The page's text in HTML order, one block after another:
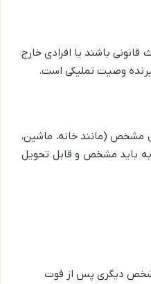
باشند یا افرادی خارج
وصیت تملیکی است.
مشخص (مانند خانه، ماشین،
باید مشخص و قابل تحویل
شخص دیگری پس از فوت